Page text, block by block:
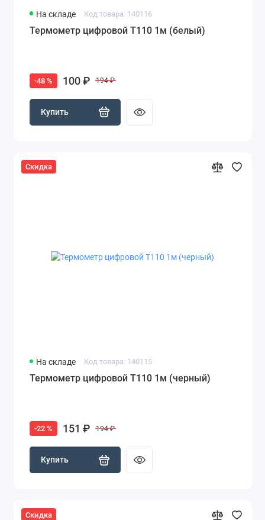
На складе Код товара: 140116
Термометр цифровой T110 1м (белый)
-48 % 100 ₽ 194 ₽
Купить
Скидка
На складе Код товара: 140115
Термометр цифровой T110 1м (черный)
-22 % 151 ₽ 194 ₽
Купить
Скидка